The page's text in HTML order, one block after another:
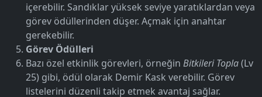
içerebilir. Sandıklar yüksek seviye yaratıklardan veya
görev ödüllerinden düşer. Açmak için anahtar
gerekebilir.
Görev Ödülleri
Bazı özel etkinlik görevleri, örneğin Bitkileri Topla(Lv
25) gibi, ödül olarak Demir Kask verebilir. Görev
listelerini düzenli takip etmek avantaj sağlar.